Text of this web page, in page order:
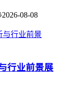
2026-08-08
行业前景展